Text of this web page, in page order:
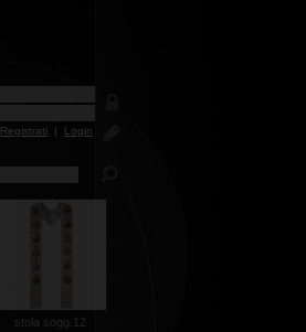
Registrati | Login
stola sogg.12